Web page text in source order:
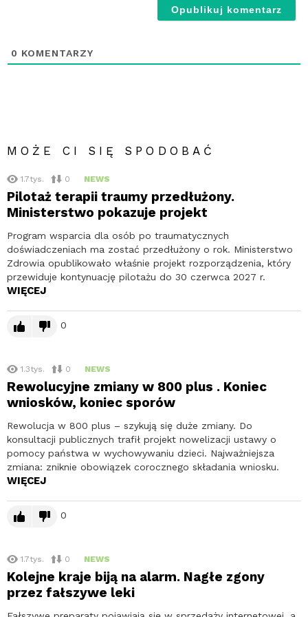
0 KOMENTARZY
MOŻE CI SIĘ SPODOBAĆ
1.7tys. 0 NEWS
Pilotaż terapii traumy przedłużony.
Ministerstwo pokazuje projekt
Program wsparcia dla osób po traumatycznych
doświadczeniach ma zostać przedłużony o rok. Ministerstwo
Zdrowia opublikowało właśnie projekt rozporządzenia, który
przewiduje kontynuację pilotażu do 30 czerwca 2027 r.
WIĘCEJ
0
1.3tys. 0 NEWS
Rewolucyjne zmiany w 800 plus . Koniec
wniosków, koniec sporów
Rewolucja w 800 plus – szykują się duże zmiany. Do
konsultacji publicznych trafił projekt nowelizacji ustawy o
pomocy państwa w wychowywaniu dzieci. Najważniejsza
zmiana: zniknie obowiązek corocznego składania wniosku.
WIĘCEJ
0
1.7tys. 0 NEWS
Kolejne kraje biją na alarm. Nagłe zgony
przez fałszywe leki